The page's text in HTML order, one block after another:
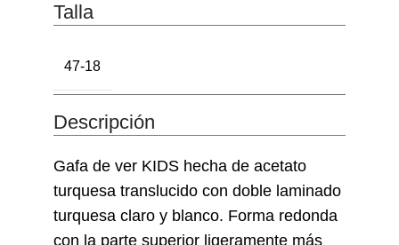
Talla
47-18
Descripción
Gafa de ver KIDS hecha de acetato
turquesa translucido con doble laminado
turquesa claro y blanco. Forma redonda
con la parte superior ligeramente más